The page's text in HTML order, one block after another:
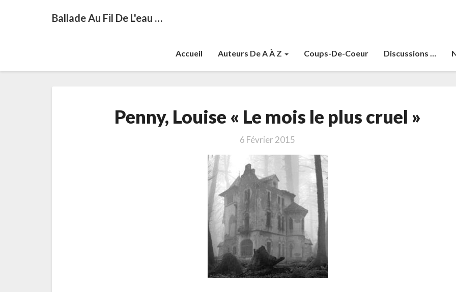
Ballade Au Fil De L'eau …
Accueil Auteurs De A À Z Coups-De-Coeur Discussions …
Louise
mois
le
plus
cruel »
Penny, Louise « Le mois le plus cruel »
6 Février 2015